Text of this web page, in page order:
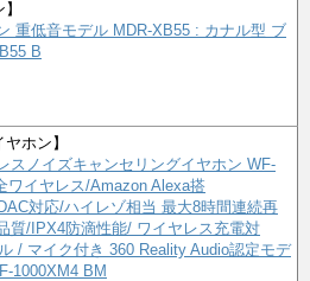
重低音モデル MDR-XB55 : カナル型 ブ
B
ホン】
スノイズキャンセリングイヤホン WF-
ワイヤレス/Amazon Alexa搭
対応/ハイレゾ相当 最大8時間連続再
質/IPX4防滴性能/ ワイヤレス充電対
/ マイク付き 360 Reality Audio認定モデ
1000XM4 BM